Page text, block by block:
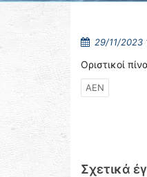
29/11/2023
Οριστικοί
ΑΕΝ
Σχετικά